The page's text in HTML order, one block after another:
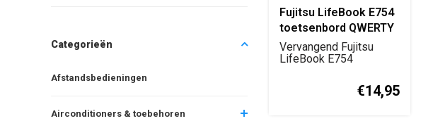
Categorieën
Afstandsbedieningen
Airconditioners & toebehoren
Fujitsu LifeBook E754
toetsenbord QWERTY
zwart
Vervangend Fujitsu
LifeBook E754
€14,95